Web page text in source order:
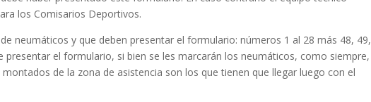
los Comisarios Deportivos.
neumáticos y que deben presentar el formulario: números 1 al 28 más 48, 49,
presentar el formulario, si bien se les marcarán los neumáticos, como siempre,
de la zona de asistencia son los que tienen que llegar luego con el